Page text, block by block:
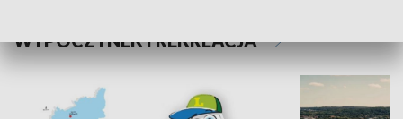
WYPOCZYNEK I REKREACJA